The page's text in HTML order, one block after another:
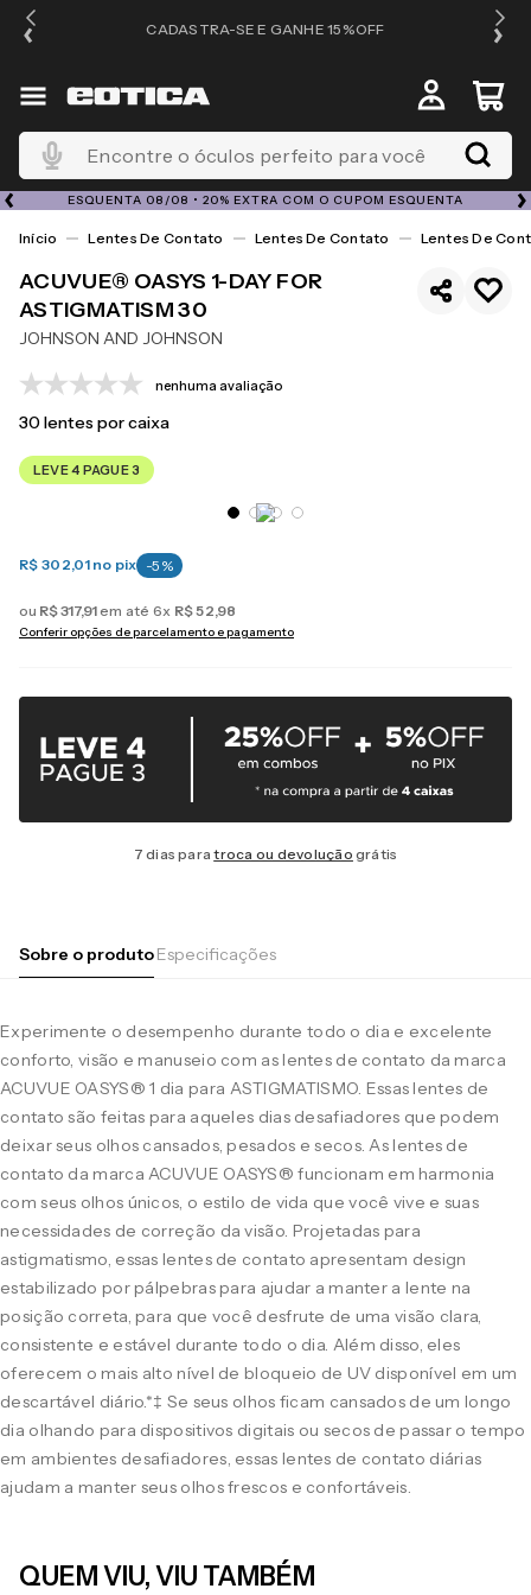
CADASTRA-SE E GANHE 15%OFF
Encontre o óculos perfeito para você
ESQUENTA 08/08 • 20% EXTRA COM O CUPOM ESQUENTA
Lentes De Contato Lentes De Contato Lentes De
ACUVUE® OASYS 1-DAY FOR
ASTIGMATISM 30
JOHNSON AND JOHNSON
nenhuma avaliação
30lentes por caixa
LEVE 4 PAGUE 3
R$ 302,01 no pix -5 %
ou R$317,91 em até 6x R$52,98
Conferir opções de parcelamento e pagamento
7 dias paratroca ou devolução grátis
Sobre o produtoEspecificações
Experimente o desempenho durante todo o dia e excelente
conforto, visão e manuseio com as lentes de contato da marca
ACUVUE OASYS® 1 dia para ASTIGMATISMO. Essas lentes de
contato são feitas para aqueles dias desafiadores que podem
deixar seus olhos cansados, pesados e secos. As lentes de
contato da marca ACUVUE OASYS® funcionam em harmonia
com seus olhos únicos, o estilo de vida que você vive e suas
necessidades de correção da visão. Projetadas para
astigmatismo, essas lentes de contato apresentam design
estabilizado por pálpebras para ajudar a manter a lente na
posição correta, para que você desfrute de uma visão clara,
consistente e estável durante todo o dia. Além disso, eles
oferecem o mais alto nível de bloqueio de UV disponível em um
descartável diário.*‡ Se seus olhos ficam cansados de um longo
dia olhando para dispositivos digitais ou secos de passar o tempo
em ambientes desafiadores, essas lentes de contato diárias
ajudam a manter seus olhos frescos e confortáveis.
QUEM VIU, VIU TAMBÉM